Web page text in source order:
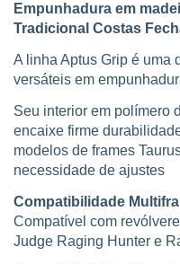
Empunhadura em
Tradicional Costas
A linha Aptus Grip é uma
versáteis em
Seu interior em polímero
encaixe firme
modelos de frames
necessidade de ajustes
Compatibilidade
Compatível com
Judge Raging Hunter e